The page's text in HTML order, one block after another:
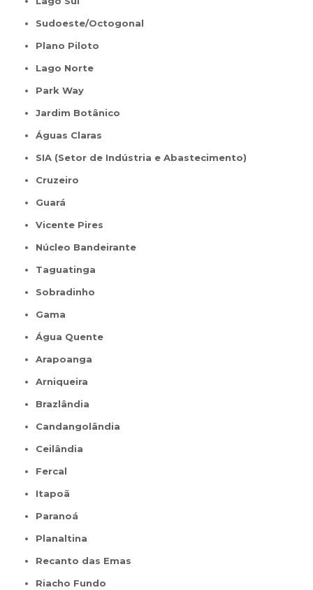
Sudoeste/Octogonal
Plano Piloto
Lago Norte
Park Way
Jardim Botânico
Águas Claras
SIA (Setor de Indústria e Abastecimento)
Cruzeiro
Guará
Vicente Pires
Núcleo Bandeirante
Taguatinga
Sobradinho
Gama
Água Quente
Arapoanga
Arniqueira
Brazlândia
Candangolândia
Ceilândia
Fercal
Itapoã
Paranoá
Planaltina
Recanto das Emas
Riacho Fundo